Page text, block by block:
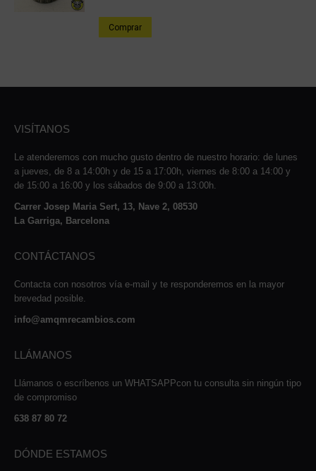
Comprar
VISÍTANOS
Le atenderemos con mucho gusto dentro de nuestro horario: de lunes
a jueves, de 8 a 14:00h y de 15 a 17:00h, viernes de 8:00 a 14:00 y
de 15:00 a 16:00 y los sábados de 9:00 a 13:00h.
Carrer Josep Maria Sert, 13, Nave 2, 08530
La Garriga, Barcelona
CONTÁCTANOS
Contacta con nosotros vía e-mail y te responderemos en la mayor
brevedad posible.
info@amqmrecambios.com
LLÁMANOS
Llámanos o escríbenos un WHATSAPPcon tu consulta sin ningún tipo
de compromiso
638 87 80 72
DÓNDE ESTAMOS